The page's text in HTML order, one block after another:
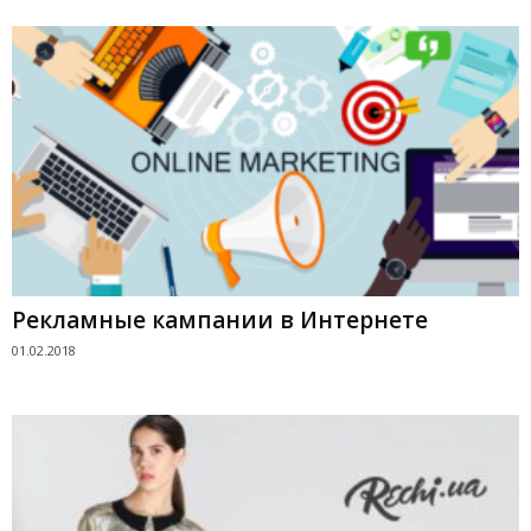
Рекламные кампании в Интернете
01.02.2018